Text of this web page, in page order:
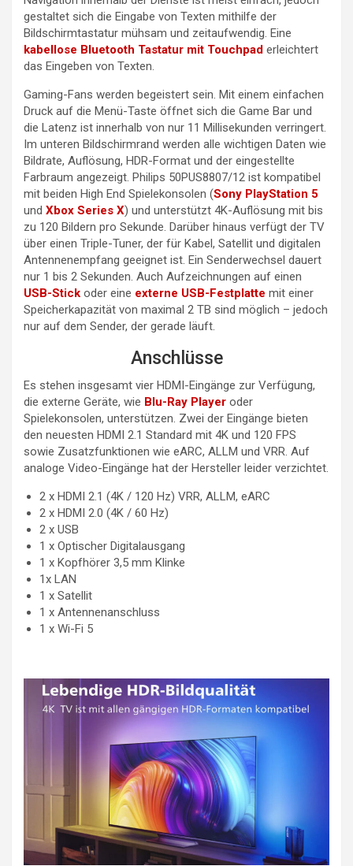
gestaltet sich die Eingabe von Texten mithilfe der
Bildschirmtastatur mühsam und zeitaufwendig. Eine
kabellose Bluetooth Tastatur mit Touchpad erleichtert
das Eingeben von Texten.
Gaming-Fans werden begeistert sein. Mit einem einfachen
Druck auf die Menü-Taste öffnet sich die Game Bar und
die Latenz ist innerhalb von nur 11 Millisekunden verringert.
Im unteren Bildschirmrand werden alle wichtigen Daten wie
Bildrate, Auflösung, HDR-Format und der eingestellte
Farbraum angezeigt. Philips 50PUS8807/12 ist kompatibel
mit beiden High End Spielekonsolen (Sony PlayStation 5
und Xbox Series X) und unterstützt 4K-Auflösung mit bis
zu 120 Bildern pro Sekunde. Darüber hinaus verfügt der TV
über einen Triple-Tuner, der für Kabel, Satellit und digitalen
Antennenempfang geeignet ist. Ein Senderwechsel dauert
nur 1 bis 2 Sekunden. Auch Aufzeichnungen auf einen
USB-Stick oder eine externe USB-Festplatte mit einer
Speicherkapazität von maximal 2 TB sind möglich – jedoch
nur auf dem Sender, der gerade läuft.
Anschlüsse
Es stehen insgesamt vier HDMI-Eingänge zur Verfügung,
die externe Geräte, wie Blu-Ray Player oder
Spielekonsolen, unterstützen. Zwei der Eingänge bieten
den neuesten HDMI 2.1 Standard mit 4K und 120 FPS
sowie Zusatzfunktionen wie eARC, ALLM und VRR. Auf
analoge Video-Eingänge hat der Hersteller leider verzichtet.
2 x HDMI 2.1 (4K / 120 Hz) VRR, ALLM, eARC
2 x HDMI 2.0 (4K / 60 Hz)
2 x USB
1 x Optischer Digitalausgang
1 x Kopfhörer 3,5 mm Klinke
1x LAN
1 x Satellit
1 x Antennenanschluss
1 x Wi-Fi 5